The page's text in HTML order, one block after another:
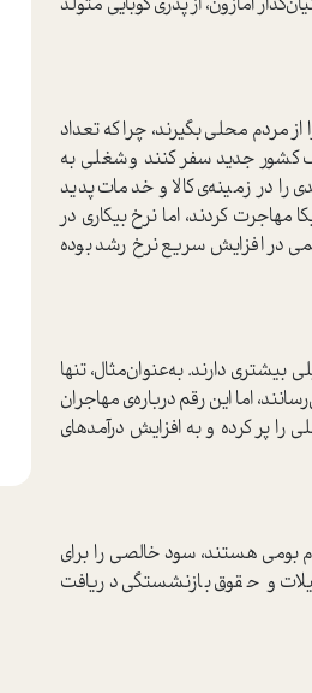
مردم محلی بگیرند، چرا که تعداد
کشور جدید سفر کنند و شغلی به
در زمینه‌ی کالا و خدمات پدید
15 میلیون نفر به کشور آمریکا مهاجرت کردند، اما نرخ بیکاری در
در افزایش سریع نرخ رشد بوده
دارند. به‌عنوان‌مثال، تنها
اتمام می‌رسانند، اما این رقم درباره‌ی مهاجران
پر کرده و به افزایش درآمدهای
بومی هستند، سود خالصی را برای
و حقوق بازنشستگی دریافت